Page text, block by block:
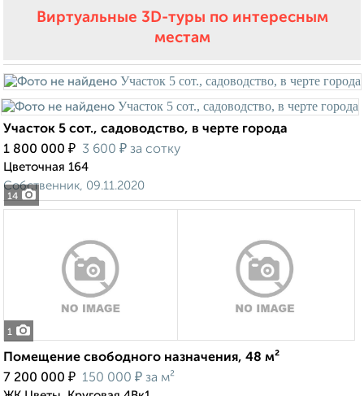
Виртуальные 3D-туры по интересным
местам
14
Участок 5 сот., садоводство, в черте города
1 800 000 ₽ 3 600 ₽ за сотку
Цветочная 164
Собственник, 09.11.2020
1
Помещение свободного назначения, 48 м²
7 200 000 ₽ 150 000 ₽ за м²